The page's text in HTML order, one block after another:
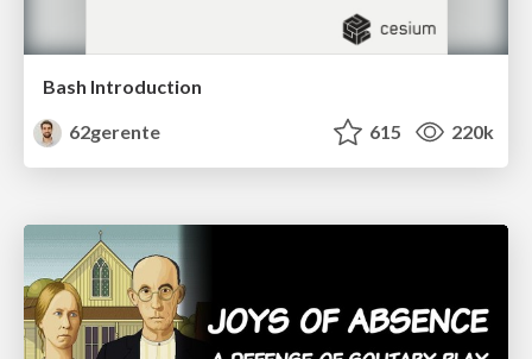
Bash Introduction
62gerente
615 220k